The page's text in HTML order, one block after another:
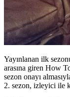
Yayınlanan ilk
arasına giren How
sezon onayı
2. sezon, izleyici ile